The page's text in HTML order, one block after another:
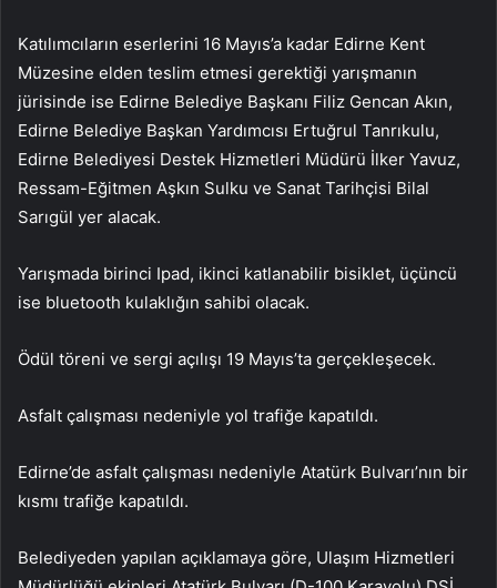
Katılımcıların eserlerini 16 Mayıs’a kadar Edirne Kent
Müzesine elden teslim etmesi gerektiği yarışmanın
jürisinde ise Edirne Belediye Başkanı Filiz Gencan Akın,
Edirne Belediye Başkan Yardımcısı Ertuğrul Tanrıkulu,
Edirne Belediyesi Destek Hizmetleri Müdürü İlker Yavuz,
Ressam-Eğitmen Aşkın Sulku ve Sanat Tarihçisi Bilal
Sarıgül yer alacak.
Yarışmada birinci Ipad, ikinci katlanabilir bisiklet, üçüncü
ise bluetooth kulaklığın sahibi olacak.
Ödül töreni ve sergi açılışı 19 Mayıs’ta gerçekleşecek.
Asfalt çalışması nedeniyle yol trafiğe kapatıldı.
Edirne’de asfalt çalışması nedeniyle Atatürk Bulvarı’nın bir
kısmı trafiğe kapatıldı.
Belediyeden yapılan açıklamaya göre, Ulaşım Hizmetleri